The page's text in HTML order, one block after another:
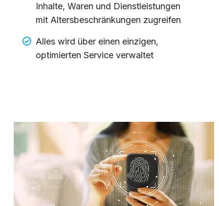
Inhalte, Waren und Dienstleistungen
mit Altersbeschränkungen zugreifen
Alles wird über einen einzigen,
optimierten Service verwaltet